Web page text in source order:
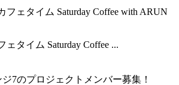
ェタイム Saturday Coffee ...